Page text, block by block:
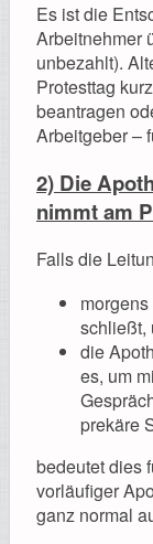
Es ist die
Arbeitnehmer
unbezahlt).
Protesttag
beantragen
Arbeitgeber –
2) Die
nimmt am
Falls die
schließt,
die
es, um
prekäre
bedeutet dies
vorläufiger
ganz normal